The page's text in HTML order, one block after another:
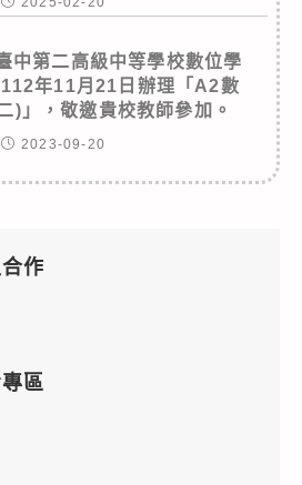
中第二高級中等學校數位學
年11月21日辦理「A2數
)」，敬邀貴校教師參加。
2023-09-20
作
區